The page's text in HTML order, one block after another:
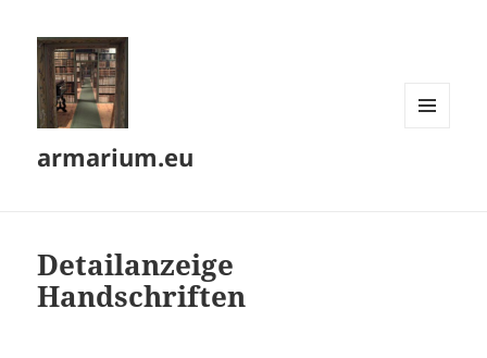
armarium.eu
Detailanzeige
Handschriften